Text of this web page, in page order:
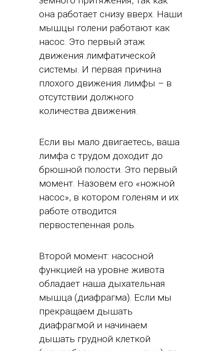
она работает снизу вверх. Наши
мышцы голени работают как
насос. Это первый этаж
движения лимфатической
системы. И первая причина
плохого движения лимфы – в
отсутствии должного
количества движения.
Если вы мало двигаетесь, ваша
лимфа с трудом доходит до
брюшной полости. Это первый
момент. Назовем его «ножной
насос», в котором голеням и их
работе отводится
первостепенная роль.
Второй момент: насосной
функцией на уровне живота
обладает наша дыхательная
мышца (диафрагма). Если мы
прекращаем дышать
диафрагмой и начинаем
дышать грудной клеткой